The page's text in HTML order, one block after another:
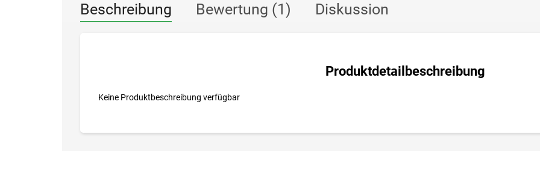
Beschreibung Bewertung (1) Diskussion
Produktdetailbeschreibung
Keine Produktbeschreibung verfügbar